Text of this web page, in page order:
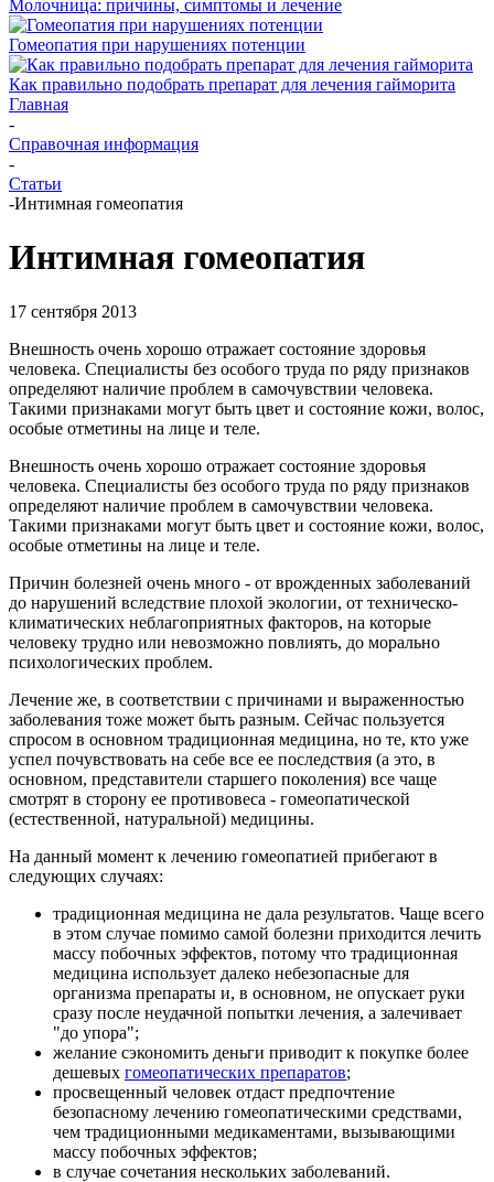
Молочница: причины, симптомы и лечение
Гомеопатия при нарушениях потенции
Как правильно подобрать препарат для лечения гайморита
Главная
-
Справочная информация
-
Статьи
-Интимная гомеопатия
Интимная гомеопатия
17 сентября 2013
Внешность очень хорошо отражает состояние здоровья
человека. Специалисты без особого труда по ряду признаков
определяют наличие проблем в самочувствии человека.
Такими признаками могут быть цвет и состояние кожи, волос,
особые отметины на лице и теле.
Внешность очень хорошо отражает состояние здоровья
человека. Специалисты без особого труда по ряду признаков
определяют наличие проблем в самочувствии человека.
Такими признаками могут быть цвет и состояние кожи, волос,
особые отметины на лице и теле.
Причин болезней очень много - от врожденных заболеваний
до нарушений вследствие плохой экологии, от техническо-
климатических неблагоприятных факторов, на которые
человеку трудно или невозможно повлиять, до морально
психологических проблем.
Лечение же, в соответствии с причинами и выраженностью
заболевания тоже может быть разным. Сейчас пользуется
спросом в основном традиционная медицина, но те, кто уже
успел почувствовать на себе все ее последствия (а это, в
основном, представители старшего поколения) все чаще
смотрят в сторону ее противовеса - гомеопатической
(естественной, натуральной) медицины.
На данный момент к лечению гомеопатией прибегают в
следующих случаях:
традиционная медицина не дала результатов. Чаще всего
в этом случае помимо самой болезни приходится лечить
массу побочных эффектов, потому что традиционная
медицина использует далеко небезопасные для
организма препараты и, в основном, не опускает руки
сразу после неудачной попытки лечения, а залечивает
"до упора";
желание сэкономить деньги приводит к покупке более
дешевых гомеопатических препаратов;
просвещенный человек отдаст предпочтение
безопасному лечению гомеопатическими средствами,
чем традиционными медикаментами, вызывающими
массу побочных эффектов;
в случае сочетания нескольких заболеваний.